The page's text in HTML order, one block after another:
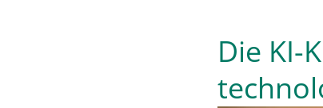
Die KI-